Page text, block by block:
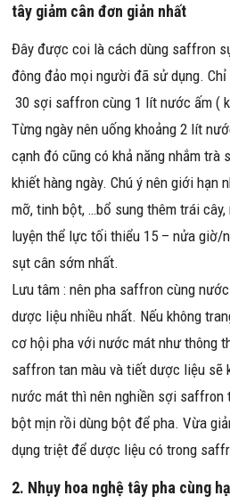
tây giảm cân đơn giản nhất
Đây được coi là cách dùng saffron
đông đảo mọi người đã sử dụng.
30 sợi saffron cùng 1 lít nước ấm (
Từng ngày nên uống khoảng 2 lít
cạnh đó cũng có khả năng nhắm
khiết hàng ngày. Chú ý nên giới hạn
mỡ, tinh bột, …bổ sung thêm trái cây,
luyện thể lực tối thiểu 15 – nửa giờ/
sụt cân sớm nhất.
Lưu tâm : nên pha saffron cùng
dược liệu nhiều nhất. Nếu không
cơ hội pha với nước mát như thông
saffron tan màu và tiết dược liệu sẽ
nước mát thì nên nghiền sợi saffron
bột mịn rồi dùng bột để pha. Vừa
dụng triệt để dược liệu có trong
2. Nhụy hoa nghệ tây pha cùng